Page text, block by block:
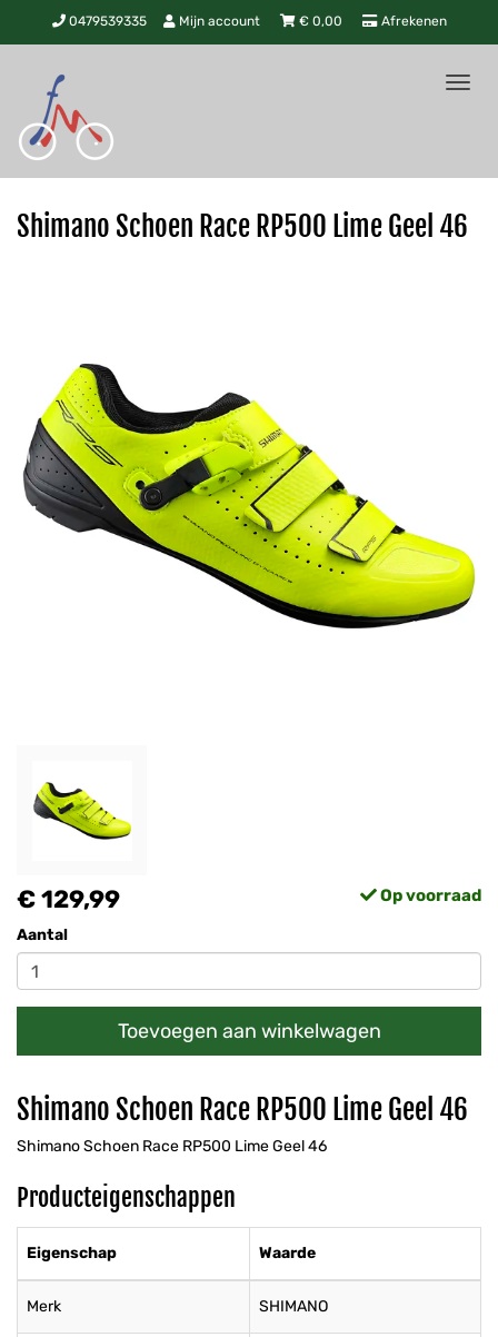
0479539335 Mijn account € 0,00 Afrekenen
Shimano Schoen Race RP500 Lime Geel 46
€ 129,99 Op voorraad
Aantal
Toevoegen aan winkelwagen
Shimano Schoen Race RP500 Lime Geel 46
Shimano Schoen Race RP500 Lime Geel 46
Producteigenschappen
Eigenschap Waarde
Merk SHIMANO